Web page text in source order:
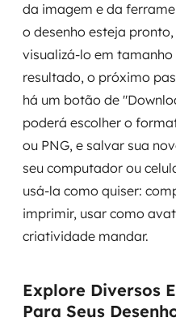
da imagem e da
o desenho esteja
visualizá-lo em
resultado, o próximo
há um botão de
poderá escolher o
ou PNG, e salvar sua
seu computador ou
usá-la como quiser:
imprimir, usar como
criatividade mandar.
Explore Diversos
Para Seus